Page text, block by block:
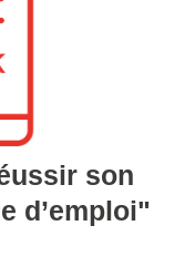
son
d’emploi"